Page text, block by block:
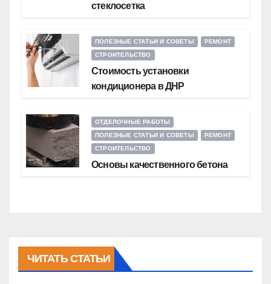
стеклосетка
ПОЛЕЗНЫЕ СТАТЬИ И СОВЕТЫ
РЕМОНТ
СТРОИТЕЛЬСТВО
Стоимость установки
кондиционера в ДНР
ОТДЕЛОЧНЫЕ РАБОТЫ
ПОЛЕЗНЫЕ СТАТЬИ И СОВЕТЫ
РЕМОНТ
СТРОИТЕЛЬСТВО
Основы качественного бетона
ЧИТАТЬ СТАТЬИ